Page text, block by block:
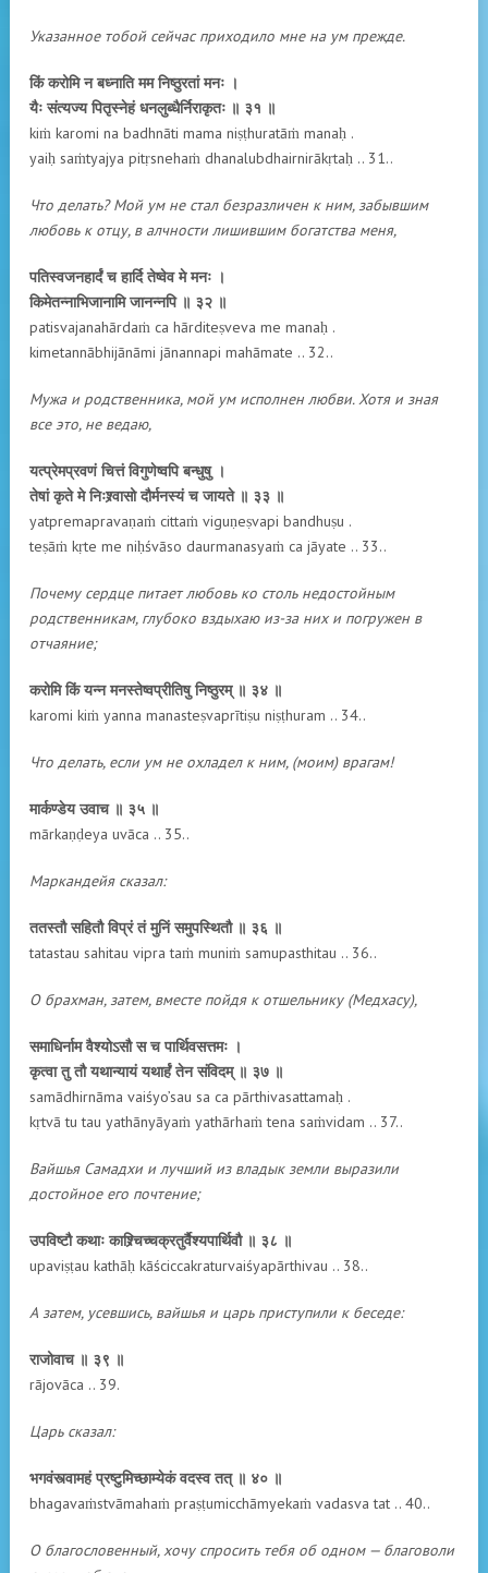
Указанное тобой сейчас приходило мне на ум прежде.
किं करोमि न बध्नाति मम निष्ठुरतां मनः ।
यैः संत्यज्य पितृस्नेहं धनलुब्धैर्निराकृतः ॥ ३१ ॥
kiṁ karomi na badhnāti mama niṣṭhuratāṁ manaḥ .
yaiḥ saṁtyajya pitṛsnehaṁ dhanalubdhairnirākṛtaḥ .. 31..
Что делать? Мой ум не стал безразличен к ним, забывшим
любовь к отцу, в алчности лишившим богатства меня,
पतिस्वजनहार्दं च हार्दि तेष्वेव मे मनः ।
किमेतन्नाभिजानामि जानन्नपि ॥ ३२ ॥
patisvajanahārdaṁ ca hārditeṣveva me manaḥ .
kimetannābhijānāmi jānannapi mahāmate .. 32..
Мужа и родственника, мой ум исполнен любви. Хотя и зная
все это, не ведаю,
यत्प्रेमप्रवणं चित्तं विगुणेष्वपि बन्धुषु ।
तेषां कृते मे निःश्र्वासो दौर्मनस्यं च जायते ॥ ३३ ॥
yatpremapravaṇaṁ cittaṁ viguṇeṣvapi bandhuṣu .
teṣāṁ kṛte me niḥśvāso daurmanasyaṁ ca jāyate .. 33..
Почему сердце питает любовь ко столь недостойным
родственникам, глубоко вздыхаю из-за них и погружен в
отчаяние;
करोमि किं यन्न मनस्तेष्वप्रीतिषु निष्ठुरम् ॥ ३४ ॥
karomi kiṁ yanna manasteṣvaprītiṣu niṣṭhuram .. 34..
Что делать, если ум не охладел к ним, (моим) врагам!
मार्कण्डेय उवाच ॥ ३५ ॥
mārkaṇḍeya uvāca .. 35..
Маркандейя сказал:
ततस्तौ सहितौ विप्रं तं मुनिं समुपस्थितौ ॥ ३६ ॥
tatastau sahitau vipra taṁ muniṁ samupasthitau .. 36..
О брахман, затем, вместе пойдя к отшельнику (Медхасу),
समाधिर्नाम वैश्योऽसौ स च पार्थिवसत्तमः ।
कृत्वा तु तौ यथान्यायं यथार्हं तेन संविदम् ॥ ३७ ॥
samādhirnāma vaiśyo’sau sa ca pārthivasattamaḥ .
kṛtvā tu tau yathānyāyaṁ yathārhaṁ tena saṁvidam .. 37..
Вайшья Самадхи и лучший из владык земли выразили
достойное его почтение;
उपविष्टौ कथाः काश्र्चिच्चक्रतुर्वैश्यपार्थिवौ ॥ ३८ ॥
upaviṣṭau kathāḥ kāściccakraturvaiśyapārthivau .. 38..
А затем, усевшись, вайшья и царь приступили к беседе:
राजोवाच ॥ ३९ ॥
rājovāca .. 39.
Царь сказал:
भगवंस्त्वामहं प्रष्टुमिच्छाम्येकं वदस्व तत् ॥ ४० ॥
bhagavaṁstvāmahaṁ praṣṭumicchāmyekaṁ vadasva tat .. 40..
О благословенный, хочу спросить тебя об одном — благоволи